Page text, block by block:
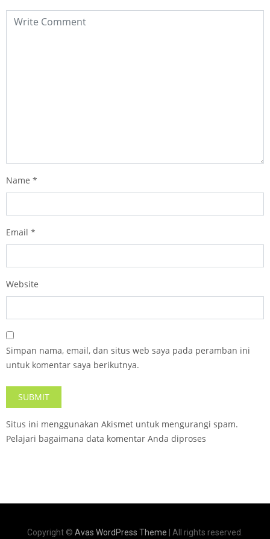
Name *
Email *
Website
Simpan nama, email, dan situs web saya pada peramban ini
untuk komentar saya berikutnya.
Situs ini menggunakan Akismet untuk mengurangi spam.
Pelajari bagaimana data komentar Anda diproses
Copyright © Avas WordPress Theme | All rights reserved.